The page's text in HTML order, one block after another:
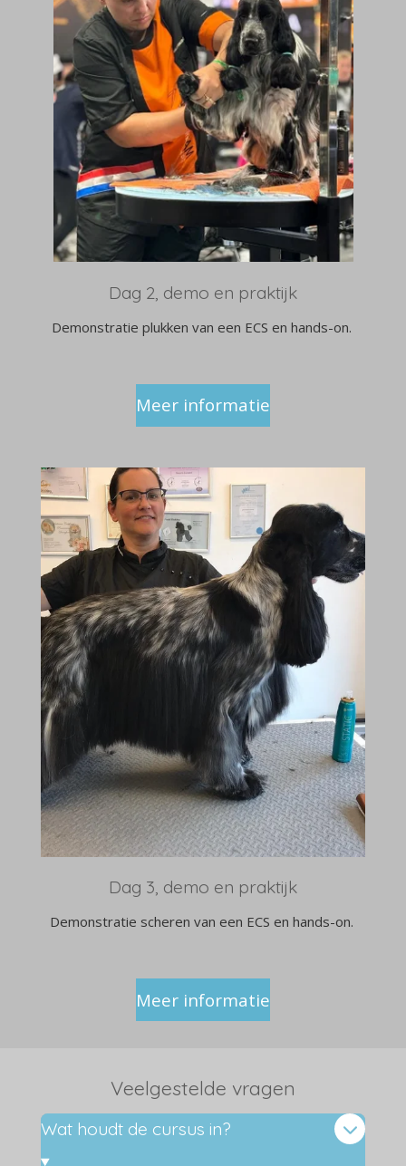
Dag 2, demo en praktijk
Demonstratie plukken van een ECS en hands-on.
Meer informatie
Dag 3, demo en praktijk
Demonstratie scheren van een ECS en hands-on.
Meer informatie
Veelgestelde vragen
Wat houdt de cursus in?